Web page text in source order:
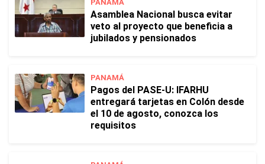
PANAMÁ
Asamblea Nacional busca evitar
veto al proyecto que beneficia a
jubilados y pensionados
PANAMÁ
Pagos del PASE-U: IFARHU
entregará tarjetas en Colón desde
el 10 de agosto, conozca los
requisitos